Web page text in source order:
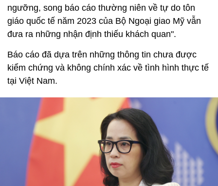
ngưỡng, song báo cáo thường niên về tự do tôn
giáo quốc tế năm 2023 của Bộ Ngoại giao Mỹ vẫn
đưa ra những nhận định thiếu khách quan".
Báo cáo đã dựa trên những thông tin chưa được
kiểm chứng và không chính xác về tình hình thực tế
tại Việt Nam.